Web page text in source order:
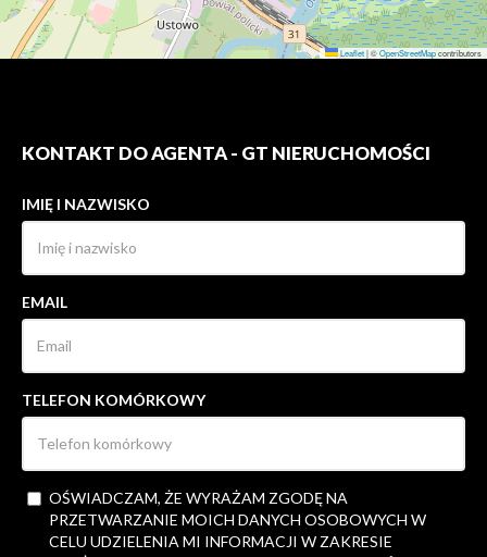
Leaflet|©OpenStreetMapcontributors
KONTAKT DO AGENTA - GT NIERUCHOMOŚCI
IMIĘ I NAZWISKO
EMAIL
TELEFON KOMÓRKOWY
OŚWIADCZAM, ŻE WYRAŻAM ZGODĘ NA
PRZETWARZANIE MOICH DANYCH OSOBOWYCH W
CELU UDZIELENIA MI INFORMACJI W ZAKRESIE